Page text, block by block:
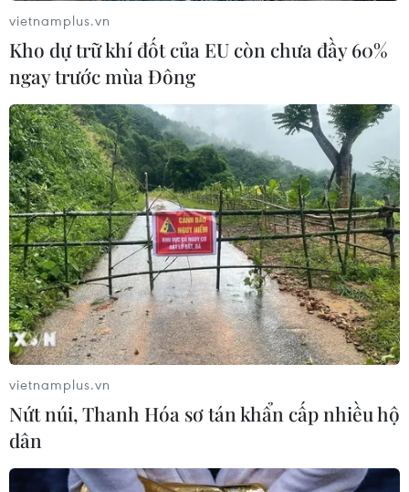
vietnamplus.vn
Kho dự trữ khí đốt của EU còn chưa đầy 60%
ngay trước mùa Đông
vietnamplus.vn
Nứt núi, Thanh Hóa sơ tán khẩn cấp nhiều hộ
dân